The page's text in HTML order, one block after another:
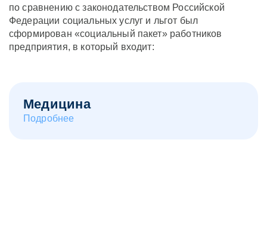
по сравнению с законодательством Российской
Федерации социальных услуг и льгот был
сформирован «социальный пакет» работников
предприятия, в который входит:
Медицина
Подробнее